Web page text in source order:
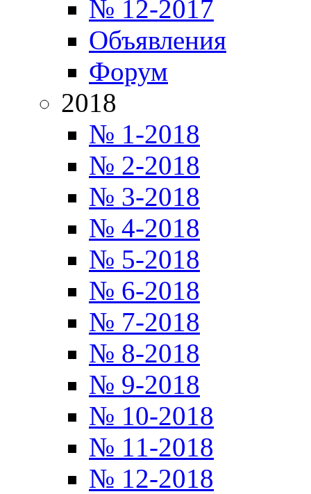
№ 12-2017
Объявления
Форум
2018
№ 1-2018
№ 2-2018
№ 3-2018
№ 4-2018
№ 5-2018
№ 6-2018
№ 7-2018
№ 8-2018
№ 9-2018
№ 10-2018
№ 11-2018
№ 12-2018